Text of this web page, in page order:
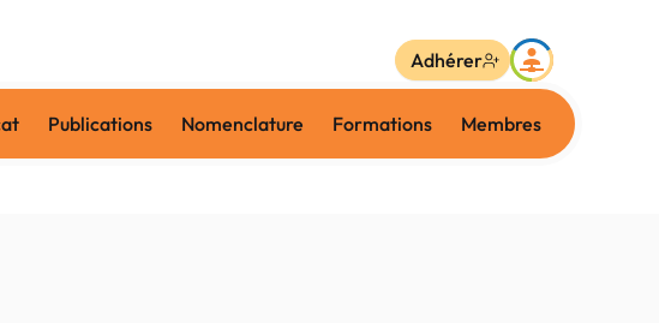
Publications Nomenclature Formations Membres
Adhérer